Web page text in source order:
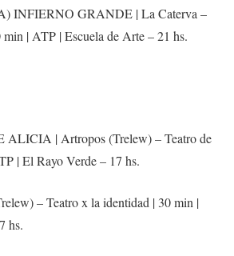
INFIERNO GRANDE | La Caterva –
| ATP | Escuela de Arte – 21 hs.
| Artropos (Trelew) – Teatro de
| El Rayo Verde – 17 hs.
– Teatro x la identidad | 30 min |
hs.